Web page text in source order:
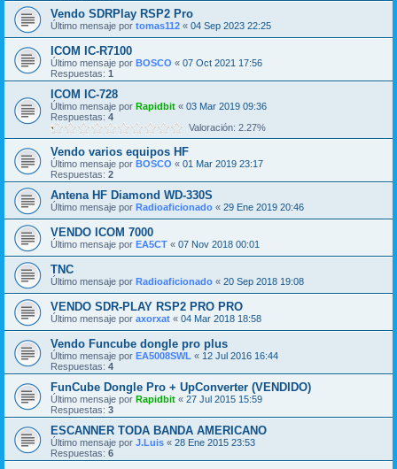
Vendo SDRPlay RSP2 Pro
Último mensaje por tomas112 « 04 Sep 2023 22:25
ICOM IC-R7100
Último mensaje por BOSCO « 07 Oct 2021 17:56
Respuestas: 1
ICOM IC-728
Último mensaje por Rapidbit « 03 Mar 2019 09:36
Respuestas: 4
Valoración: 2.27%
Vendo varios equipos HF
Último mensaje por BOSCO « 01 Mar 2019 23:17
Respuestas: 2
Antena HF Diamond WD-330S
Último mensaje por Radioaficionado « 29 Ene 2019 20:46
VENDO ICOM 7000
Último mensaje por EA5CT « 07 Nov 2018 00:01
TNC
Último mensaje por Radioaficionado « 20 Sep 2018 19:08
VENDO SDR-PLAY RSP2 PRO PRO
Último mensaje por axorxat « 04 Mar 2018 18:58
Vendo Funcube dongle pro plus
Último mensaje por EA5008SWL « 12 Jul 2016 16:44
Respuestas: 4
FunCube Dongle Pro + UpConverter (VENDIDO)
Último mensaje por Rapidbit « 27 Jul 2015 15:59
Respuestas: 3
ESCANNER TODA BANDA AMERICANO
Último mensaje por J.Luis « 28 Ene 2015 23:53
Respuestas: 6